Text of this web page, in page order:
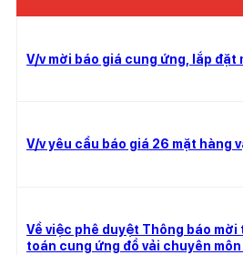
V/v mời báo giá cung ứng, lắp đặt
V/v yêu cầu báo giá 26 mặt hàng
Về việc phê duyệt Thông báo
toán cung ứng đồ vải chuyên